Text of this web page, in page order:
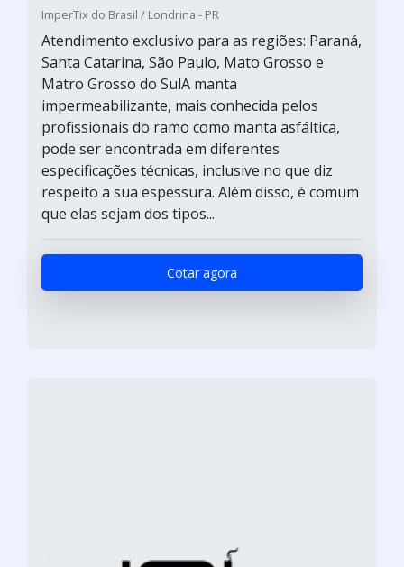
ImperTix do Brasil / Londrina - PR
Atendimento exclusivo para as regiões: Paraná,
Santa Catarina, São Paulo, Mato Grosso e
Matro Grosso do SulA manta
impermeabilizante, mais conhecida pelos
profissionais do ramo como manta asfáltica,
pode ser encontrada em diferentes
especificações técnicas, inclusive no que diz
respeito a sua espessura. Além disso, é comum
que elas sejam dos tipos...
Cotar agora